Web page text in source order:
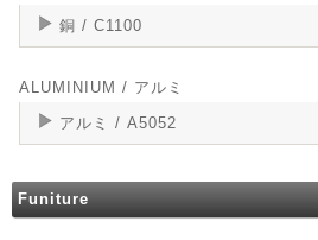
銅 / C1100
ALUMINIUM / アルミ
アルミ / A5052
Funiture